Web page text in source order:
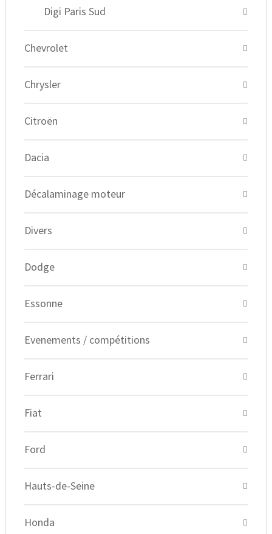
Digi Paris Sud
Chevrolet
Chrysler
Citroën
Dacia
Décalaminage moteur
Divers
Dodge
Essonne
Evenements / compétitions
Ferrari
Fiat
Ford
Hauts-de-Seine
Honda